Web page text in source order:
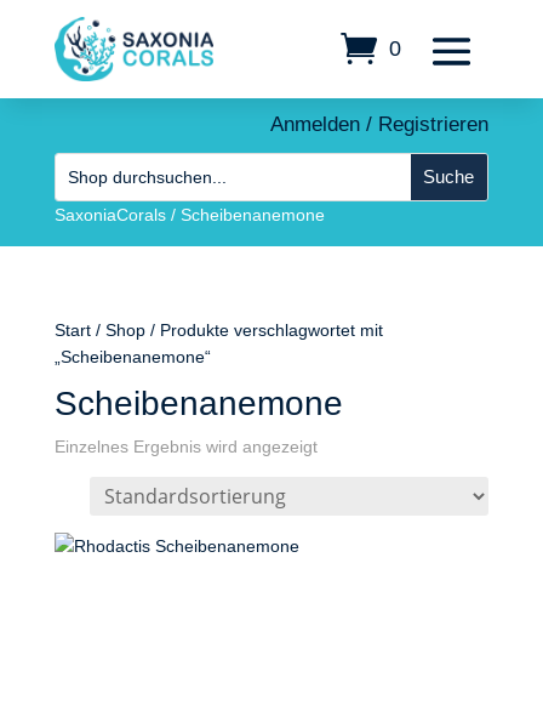
0
Anmelden / Registrieren
SaxoniaCorals/ Scheibenanemone
Start/ Shop/ Produkte verschlagwortet mit
„Scheibenanemone“
Scheibenanemone
Einzelnes Ergebnis wird angezeigt